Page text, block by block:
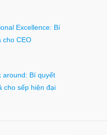
Excellence: Bí
cho CEO
around: Bí quyết
cho sếp hiện đại